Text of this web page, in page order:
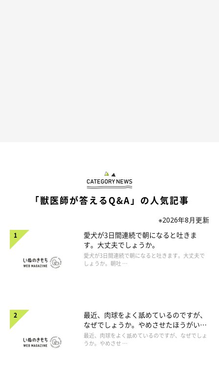
「獣医師が答えるQ&A」の人気記事
※2026年8月更新
愛犬が3日間連続で朝になると吐きま
す。大丈夫でしょうか。
愛犬が3日間連続で朝になると吐きます。大丈夫で
しょうか。朝吐 …
最近、肉球をよく舐めているのですが、
なぜでしょうか。やめさせたほうがいい
のでしょうか。
最近、肉球をよく舐めているのですが、なぜでしょ
うか。やめさせ …